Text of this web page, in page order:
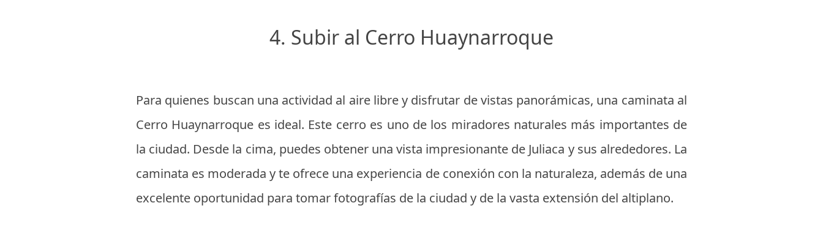
4. Subir al Cerro Huaynarroque
Para quienes buscan una actividad al aire libre y disfrutar de vistas panorámicas, una caminata al
Cerro Huaynarroque es ideal. Este cerro es uno de los miradores naturales más importantes de
la ciudad. Desde la cima, puedes obtener una vista impresionante de Juliaca y sus alrededores. La
caminata es moderada y te ofrece una experiencia de conexión con la naturaleza, además de una
excelente oportunidad para tomar fotografías de la ciudad y de la vasta extensión del altiplano.